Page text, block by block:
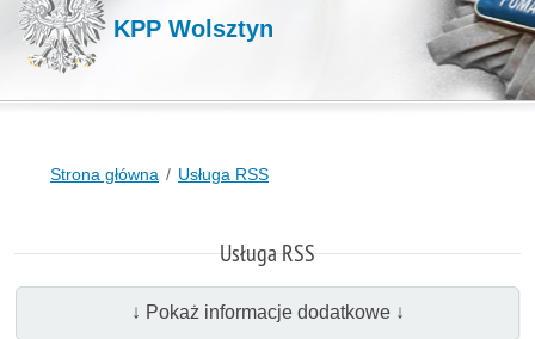
KPP Wolsztyn
Strona główna Usługa RSS
Usługa RSS
↓ Pokaż informacje dodatkowe ↓